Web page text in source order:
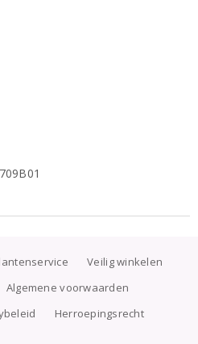
Veilig winkelen
Algemene voorwaarden
Herroepingsrecht